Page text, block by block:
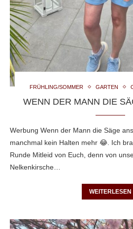
FRÜHLING/SOMMER GARTEN
WENN DER MANN DIE
Werbung Wenn der Mann die Säge
manchmal kein Halten mehr 😂. Ich
Runde Mitleid von Euch, denn von
Nelkenkirsche…
WEITERLESEN